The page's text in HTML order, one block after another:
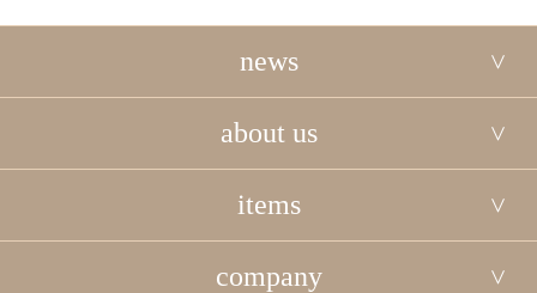
news
about us
items
company